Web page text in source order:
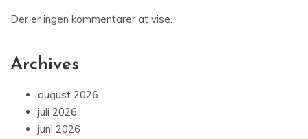
Der er ingen kommentarer at vise.
Archives
august 2026
juli 2026
juni 2026